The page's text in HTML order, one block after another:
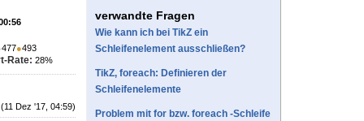
477●493
Rate: 28%
(11 Dez '17, 04:59)
verwandte Fragen
Wie kann ich bei TikZ ein
Schleifenelement ausschließen?
TikZ, foreach: Definieren der
Schleifenelemente
Problem mit for bzw. foreach -Schleife